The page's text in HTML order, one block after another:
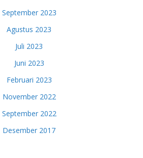
September 2023
Agustus 2023
Juli 2023
Juni 2023
Februari 2023
November 2022
September 2022
Desember 2017